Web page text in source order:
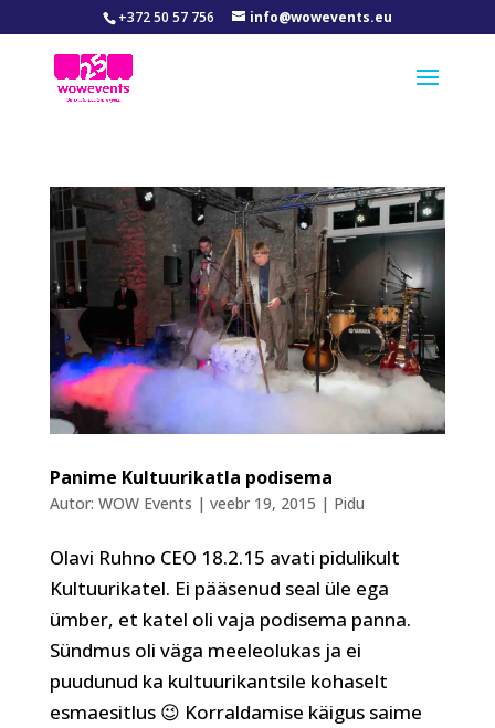
+372 50 57 756 info@wowevents.eu
Panime Kultuurikatla podisema
Autor: WOW Events | veebr 19, 2015 | Pidu
Olavi Ruhno CEO 18.2.15 avati pidulikult
Kultuurikatel. Ei pääsenud seal üle ega
ümber, et katel oli vaja podisema panna.
Sündmus oli väga meeleolukas ja ei
puudunud ka kultuurikantsile kohaselt
esmaesitlus 😉 Korraldamise käigus saime